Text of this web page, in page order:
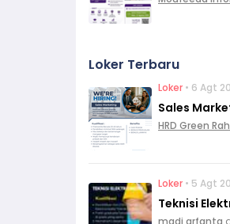
Loker Terbaru
Loker • 6 Agt
Sales
HRD Green
Loker • 5 Agt
Teknisi
madi arfanta